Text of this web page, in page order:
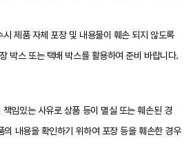
시 제품 자체 포장 및 내용물이 훼손 되지 않도록
박스 또는 택배 박스를 활용하여 준비 바랍니다.
책임있는 사유로 상품 등이 멸실 또는 훼손된 경
의 내용을 확인하기 위하여 포장 등을 훼손한 경우